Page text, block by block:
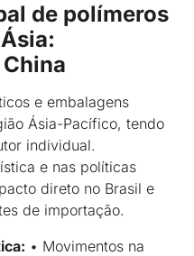
de polímeros
e embalagens
Ásia-Pacífico, tendo
individual.
e nas políticas
direto no Brasil e
de importação.
• Movimentos na